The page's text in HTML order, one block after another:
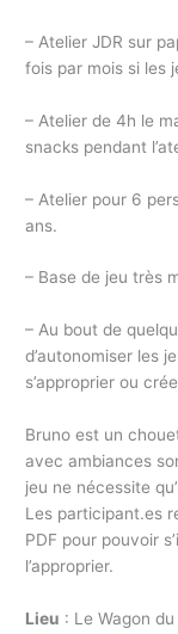
– Atelier JDR sur
fois par mois si les
– Atelier de 4h le
snacks pendant
– Atelier pour 6
ans.
– Base de jeu très
– Au bout de
d’autonomiser les
s’approprier ou
Bruno est un
avec ambiances
jeu ne nécessite
Les participant.es
PDF pour pouvoir
l’approprier.
Lieu : Le Wagon